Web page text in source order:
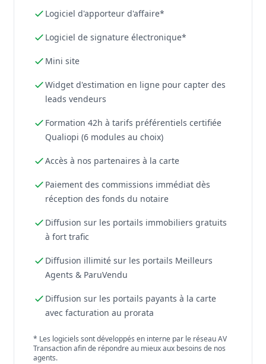
Logiciel d'apporteur d'affaire*
Logiciel de signature électronique*
Mini site
Widget d'estimation en ligne pour capter des
leads vendeurs
Formation 42h à tarifs préférentiels certifiée
Qualiopi (6 modules au choix)
Accès à nos partenaires à la carte
Paiement des commissions immédiat dès
réception des fonds du notaire
Diffusion sur les portails immobiliers gratuits
à fort trafic
Diffusion illimité sur les portails Meilleurs
Agents & ParuVendu
Diffusion sur les portails payants à la carte
avec facturation au prorata
* Les logiciels sont développés en interne par le réseau AV
Transaction afin de répondre au mieux aux besoins de nos
agents.